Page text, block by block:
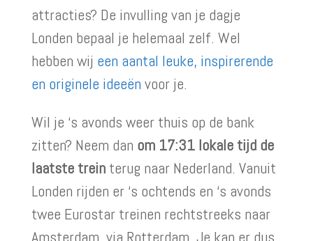
attracties? De invulling van je dagje
Londen bepaal je helemaal zelf. Wel
hebben wij een aantal leuke, inspirerende
en originele ideeën voor je.
Wil je ‘s avonds weer thuis op de bank
zitten? Neem dan om 17:31 lokale tijd de
laatste treinterug naar Nederland. Vanuit
Londen rijden er ‘s ochtends en ‘s avonds
twee Eurostar treinen rechtstreeks naar
Amsterdam, via Rotterdam. Je kan er dus